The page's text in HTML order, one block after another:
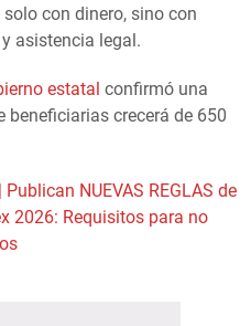
con dinero, sino con
asistencia legal.
estatal confirmó una
beneficiarias crecerá de 650
| Publican NUEVAS REGLAS de
2026: Requisitos para no